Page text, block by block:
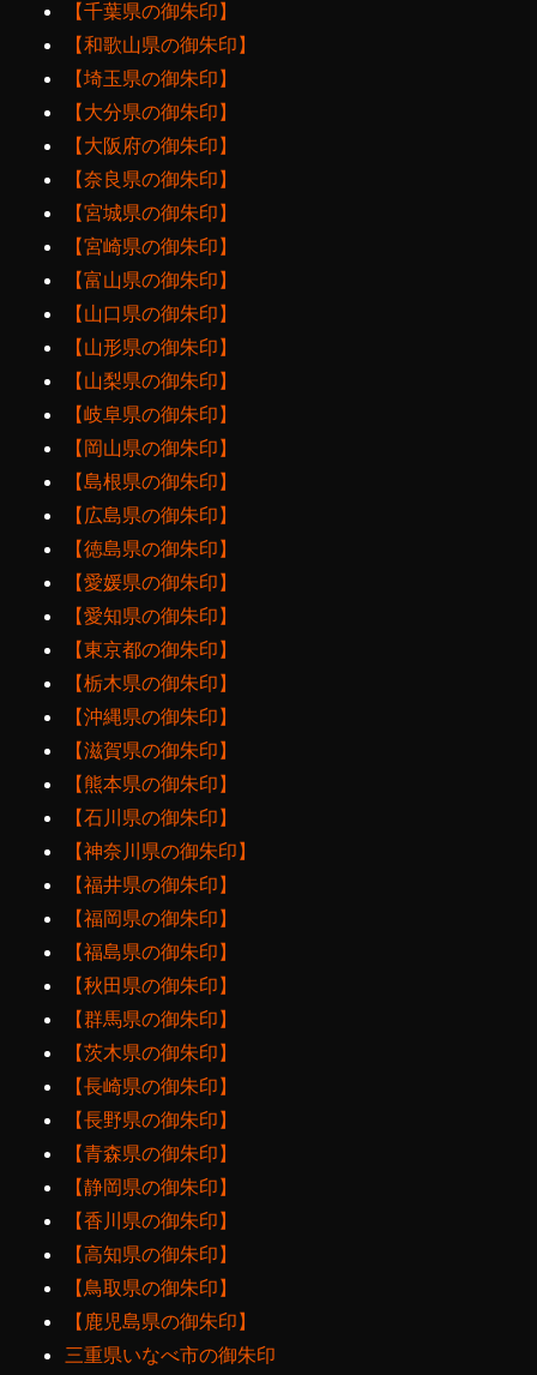
【千葉県の御朱印】
【和歌山県の御朱印】
【埼玉県の御朱印】
【大分県の御朱印】
【大阪府の御朱印】
【奈良県の御朱印】
【宮城県の御朱印】
【宮崎県の御朱印】
【富山県の御朱印】
【山口県の御朱印】
【山形県の御朱印】
【山梨県の御朱印】
【岐阜県の御朱印】
【岡山県の御朱印】
【島根県の御朱印】
【広島県の御朱印】
【徳島県の御朱印】
【愛媛県の御朱印】
【愛知県の御朱印】
【東京都の御朱印】
【栃木県の御朱印】
【沖縄県の御朱印】
【滋賀県の御朱印】
【熊本県の御朱印】
【石川県の御朱印】
【神奈川県の御朱印】
【福井県の御朱印】
【福岡県の御朱印】
【福島県の御朱印】
【秋田県の御朱印】
【群馬県の御朱印】
【茨木県の御朱印】
【長崎県の御朱印】
【長野県の御朱印】
【青森県の御朱印】
【静岡県の御朱印】
【香川県の御朱印】
【高知県の御朱印】
【鳥取県の御朱印】
【鹿児島県の御朱印】
三重県いなべ市の御朱印